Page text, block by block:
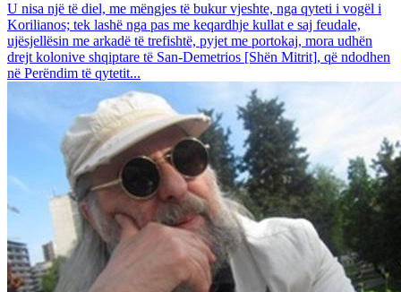
U nisa një të diel, me mëngjes të bukur vjeshte, nga qyteti i vogël i
Korilianos; tek lashë nga pas me keqardhje kullat e saj feudale,
ujësjellësin me arkadë të trefishtë, pyjet me portokaj, mora udhën
drejt kolonive shqiptare të San-Demetrios [Shën Mitrit], që ndodhen
në Perëndim të qytetit...